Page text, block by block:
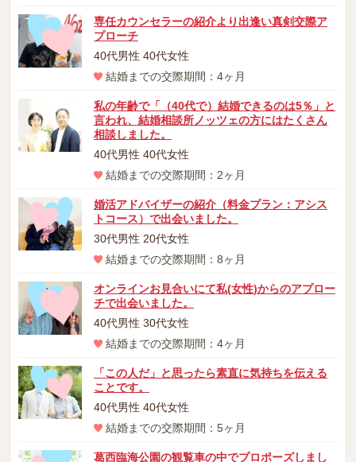
専任カウンセラーの紹介より出逢い真剣交際ア
プローチ
40代男性 40代女性
結婚までの交際期間：4ヶ月
私の年齢で「（40代で）結婚できるのは5％」と
言われ、結婚相談所ノッツェの方にはたくさん
相談しました。
40代男性 40代女性
結婚までの交際期間：2ヶ月
婚活アドバイザーの紹介（料金プラン：アシス
トコース）で出会いました。
30代男性 20代女性
結婚までの交際期間：8ヶ月
オンラインお見合いにて私(女性)からのアプロー
チで出会いました。
40代男性 30代女性
結婚までの交際期間：4ヶ月
「この人だ」と思ったら素直に気持ちを伝える
ことです。
40代男性 40代女性
結婚までの交際期間：5ヶ月
葛西臨海公園の観覧車の中でプロポーズしまし